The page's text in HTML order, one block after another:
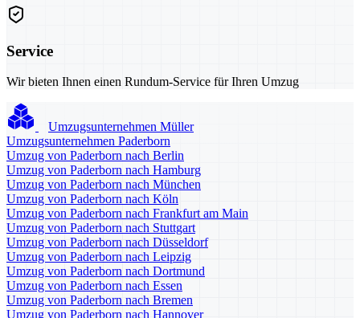
Service
Wir bieten Ihnen einen Rundum-Service für Ihren Umzug
Umzugsunternehmen Müller
Umzugsunternehmen Paderborn
Umzug von Paderborn nach Berlin
Umzug von Paderborn nach Hamburg
Umzug von Paderborn nach München
Umzug von Paderborn nach Köln
Umzug von Paderborn nach Frankfurt am Main
Umzug von Paderborn nach Stuttgart
Umzug von Paderborn nach Düsseldorf
Umzug von Paderborn nach Leipzig
Umzug von Paderborn nach Dortmund
Umzug von Paderborn nach Essen
Umzug von Paderborn nach Bremen
Umzug von Paderborn nach Hannover